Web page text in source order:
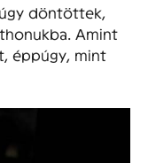
döntöttek,
Amint
éppúgy, mint